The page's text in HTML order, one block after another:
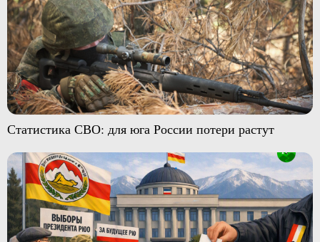
Статистика СВО: для юга России потери растут